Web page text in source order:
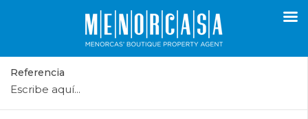
Referencia